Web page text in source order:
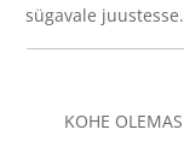
sügavale juustesse.
KOHE OLEMAS